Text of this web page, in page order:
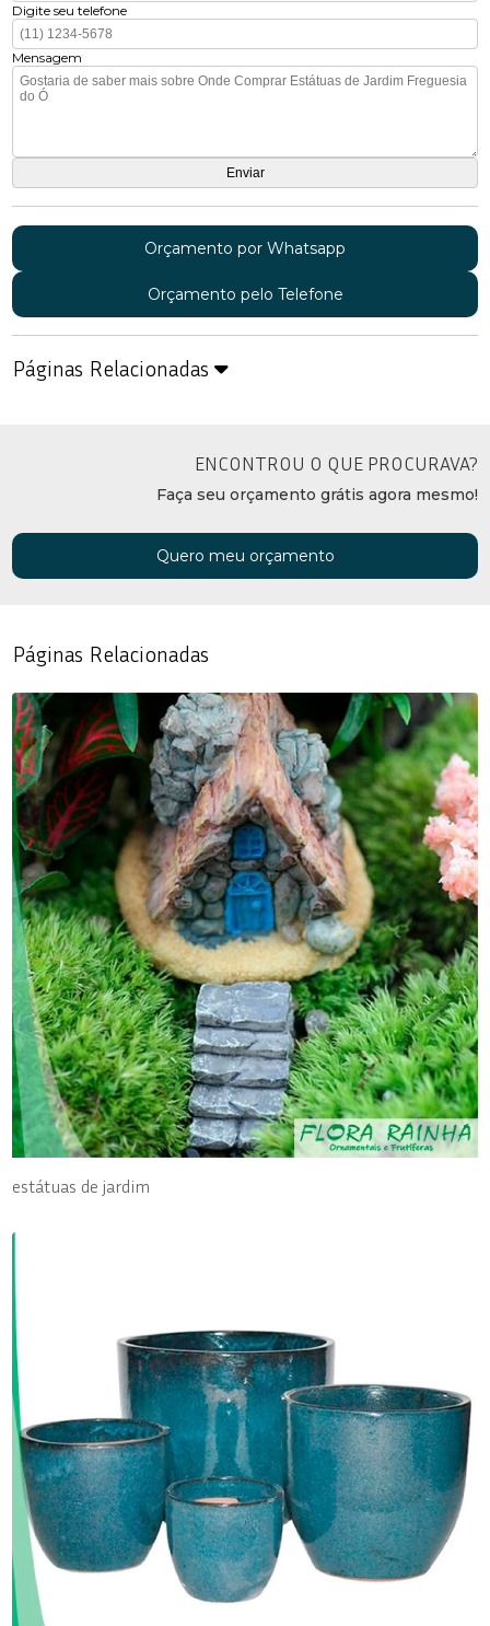
Digite seu telefone
Mensagem
Orçamento por Whatsapp
Orçamento pelo Telefone
Páginas Relacionadas
ENCONTROU O QUE PROCURAVA?
Faça seu orçamento grátis agora mesmo!
Quero meu orçamento
Páginas Relacionadas
estátuas de jardim